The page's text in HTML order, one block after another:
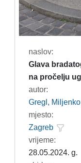
naslov:
Glava
na pročelju
autor:
Gregl, Miljenko
mjesto:
Zagreb
vrijeme:
28.05.2024. g.